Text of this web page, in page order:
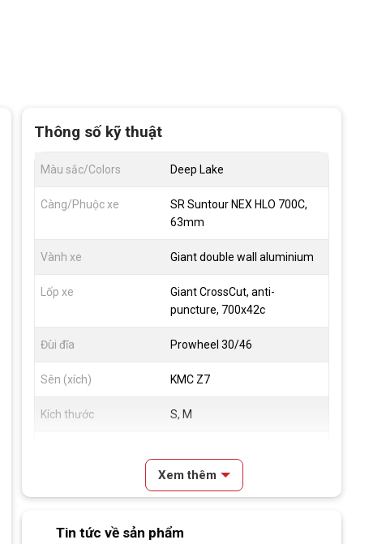
Thông số kỹ thuật
Màu sắc/Colors Deep Lake
Càng/Phuộc xe
SR Suntour NEX HLO 700C,
63mm
Vành xe Giant double wall aluminium
Lốp xe
Giant CrossCut, anti-
puncture, 700x42c
Đùi đĩa Prowheel 30/46
Sên (xích) KMC Z7
Kích thước S, M
được thay đổi từ nhà sản xuất
nhằm nâng cao chất lượng
sản phẩm.
Xem thêm
Tin tức về sản phẩm